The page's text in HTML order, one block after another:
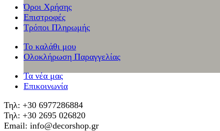
Όροι Χρήσης
Επιστροφές
Τρόποι Πληρωμής
Το καλάθι μου
Ολοκλήρωση Παραγγελίας
Τα νέα μας
Επικοινωνία
Τηλ: +30 6977286884
Τηλ: +30 2695 026820
Email: info@decorshop.gr